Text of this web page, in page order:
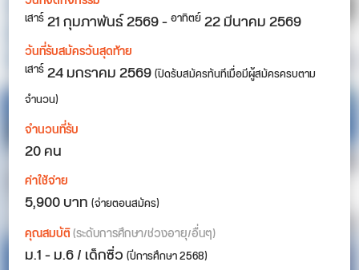
เสาร์21กุมภาพันธ์ 2569-อาทิตย์22มีนาคม 2569
วันที่รับสมัครวันสุดท้าย
เสาร์24 มกราคม 2569(ปิดรับสมัครทันทีเมื่อมีผู้สมัครครบตาม
จำนวน)
จำนวนที่รับ
20 คน
ค่าใช้จ่าย
5,900 บาท(จ่ายตอนสมัคร)
คุณสมบัติ(ระดับการศึกษา/ช่วงอายุ/อื่นๆ)
ม.1 - ม.6 / เด็กซิ่ว(ปีการศึกษา 2568)